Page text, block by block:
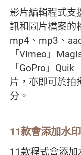
影片編輯程式支
訊和圖片檔案的
mp4、mp3、
「Vimeo」
「GoPro」
片，亦即可於拍
分。
11款會添加水
11款程式會添